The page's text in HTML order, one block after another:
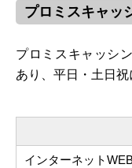
プロミスキャッ
プロミスキャッシ
あり、平日・土日祝
インターネット